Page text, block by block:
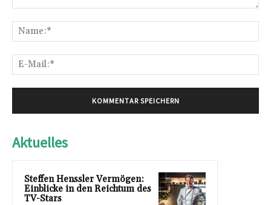
Aktuelles
Steffen Henssler Vermögen:
Einblicke in den Reichtum des
TV-Stars